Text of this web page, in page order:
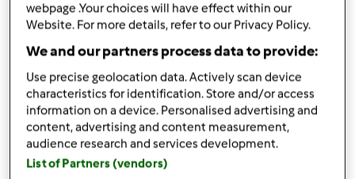
sale q.basta
100g ricotta
160 g trenette
Aggiungi alla lista della spesa
Accessori che ti serviranno
Spatola
webpage .Your choices will have effect within our
Website. For more details, refer to our Privacy Policy.
We and our partners process data to provide:
Use precise geolocation data. Actively scan device
characteristics for identification. Store and/or access
information on a device. Personalised advertising and
content, advertising and content measurement,
audience research and services development.
List of Partners (vendors)